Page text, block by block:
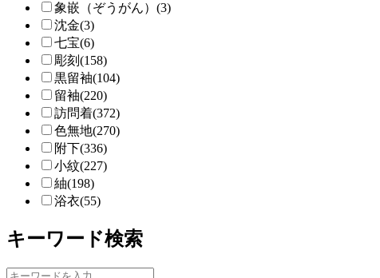
象嵌（ぞうがん）(3)
沈金(3)
七宝(6)
彫刻(158)
黒留袖(104)
留袖(220)
訪問着(372)
色無地(270)
附下(336)
小紋(227)
紬(198)
浴衣(55)
キーワード検索